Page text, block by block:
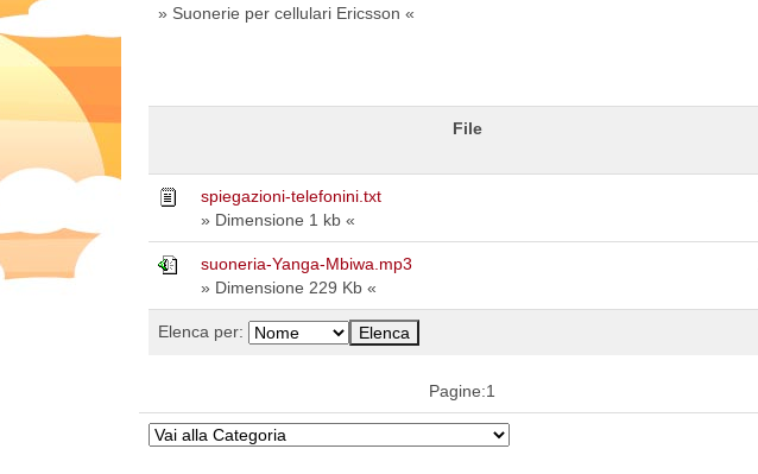
» Suonerie per cellulari Ericsson «
File
spiegazioni-telefonini.txt
» Dimensione 1 kb «
suoneria-Yanga-Mbiwa.mp3
» Dimensione 229 Kb «
Elenca per:
Pagine:1